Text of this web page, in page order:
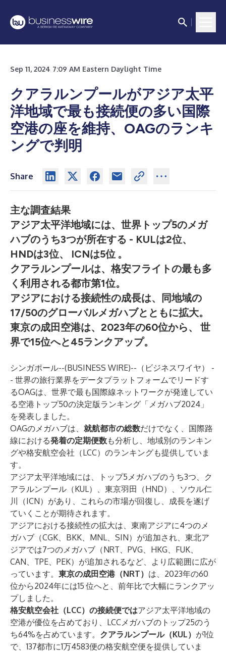
Sep 11, 2024 7:09 AM Eastern Daylight Time
クアラルンプールがアジア太平
洋地域で最も接続便の多い国際
空港の座を維持、OAGのランキ
ングで判明
Share
主な調査結果
アジア太平洋地域には、世界トップ5のメガ
ハブのうち3つが所在する - KULは2位、
HNDは3位、
ICNは5位 。
クアラルンプールは、格安フライトの最も多
く利用される都市第1位。
アジアにおける接続性の成長は、同地域の
17/50のグローバルメガハブとともに拡大。
東京の成田空港は、2023年の60位から、
世
界で15位へと45ランクアップ。
シンガポール--(BUSINESS WIRE)-- （ビジネスワイヤ） -
- 世界の旅行業界をデータプラットフォームでリードす
るOAGは、世界で最も国際線ネットワークが発達してい
る空港トップ50の決定版ランキング「メガハブ2024 」
を発表しました。
OAGのメガハブは、 就航都市の総数だけでなく、国際路
線における発着の定期便数も分析し、地域別のランキン
グや格安航空会社（LCC）のランキングも提供していま
す。
アジア太平洋地域には、トップ5メガハブのうち3つ、ク
アラルンプール（KUL）、東京羽田（HND）、ソウル仁
川（ICN）があり、これらの市場が回復し、成長を遂げ
ていくことが期待されます。
アジアにおける接続性の拡大は、東南アジアに4つのメ
ガハブ（CGK、BKK、MNL、SIN）が追加され、東北ア
ジアでは7つのメガハブ（NRT、PVG、HKG、FUK、
CAN、TPE、PEK）が追加されるなど、より広範囲に広が
っています。 東京の成田空港（NRT） は、2023年の60
位から2024年には15 位へと、前年比で大幅にランクアッ
プしました。
格安航空会社（LCC）の接続便ではアジア太平洋地域の
空港が優位を占めており、LCCメガハブのトップ25のう
ち64%を占めています。 クアラルンプール（KUL） が1位
で、137都市に1万4583便の格安航空便を提供していま